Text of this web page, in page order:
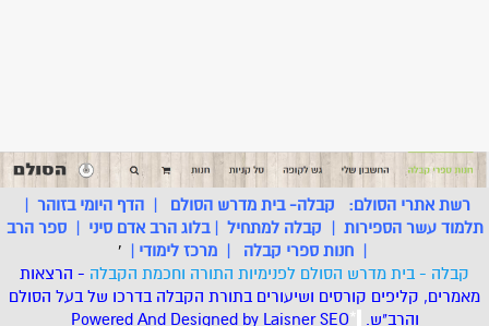
רשת אתרי הסולם: קבלה- בית מדרש הסולם |הדף היומי בזוהר |
תלמוד עשר הספירות | קבלה למתחיל |בלוג הרב אדם סיני |ספר הרב
| חנות ספרי קבלה | מרכז לימודי |
'
קבלה - בית מדרש הסולם לפנימיות התורה וחכמת הקבלה - הרצאות
מאמרים, קליפים קורסים ושיעורים בתורת הקבלה בדרכו של בעל הסולם
והרב"ש. *
Powered And Designed by LaisnerSEO